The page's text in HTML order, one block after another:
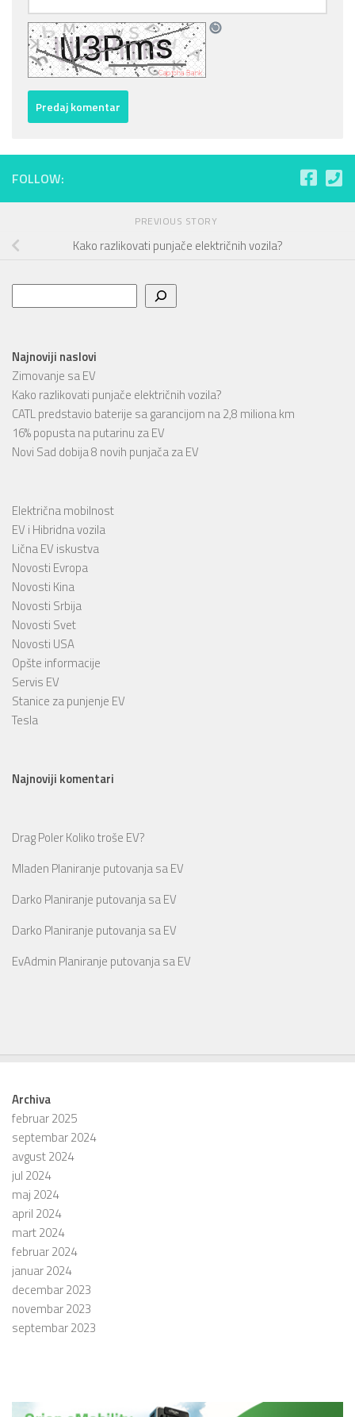
FOLLOW:
PREVIOUS STORY
Kako razlikovati punjače električnih vozila?
Najnoviji naslovi
Zimovanje sa EV
Kako razlikovati punjače električnih vozila?
CATL predstavio baterije sa garancijom na 2,8 miliona km
16% popusta na putarinu za EV
Novi Sad dobija 8 novih punjača za EV
Električna mobilnost
EV i Hibridna vozila
Lična EV iskustva
Novosti Evropa
Novosti Kina
Novosti Srbija
Novosti Svet
Novosti USA
Opšte informacije
Servis EV
Stanice za punjenje EV
Tesla
Najnoviji komentari
Drag PolerKoliko troše EV?
Mladen Planiranje putovanja sa EV
Darko Planiranje putovanja sa EV
Darko Planiranje putovanja sa EV
EvAdmin Planiranje putovanja sa EV
Archiva
februar 2025
septembar 2024
avgust 2024
jul 2024
maj 2024
april 2024
mart 2024
februar 2024
januar 2024
decembar 2023
novembar 2023
septembar 2023